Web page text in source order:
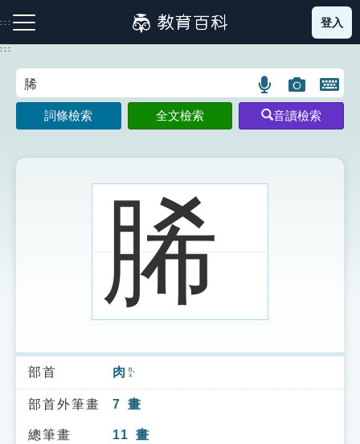
到
主
:::
注音索引圖示 筆畫索引圖示 部首索引表圖示
索引選單
知識索引
單字索引
登入
:::
語
言
搜
示
圖
片
搜
開
鍵
圖
詞條檢索 全文檢索 音讀檢索
脪
部首 肉 ㄖㄡˋ
部首外筆畫 7 畫
總筆畫 11 畫